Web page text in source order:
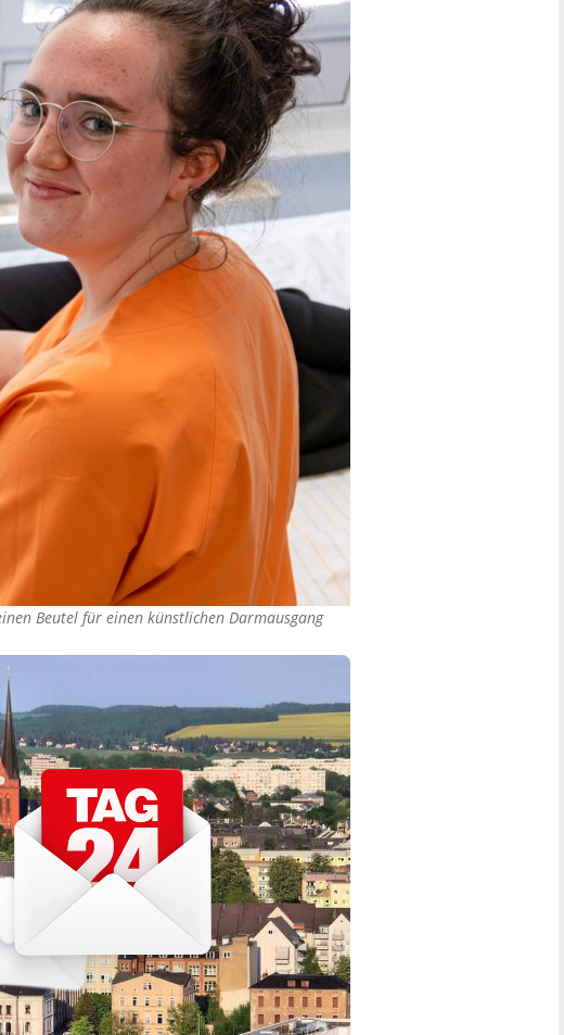
Beutel für einen künstlichen Darmausgang